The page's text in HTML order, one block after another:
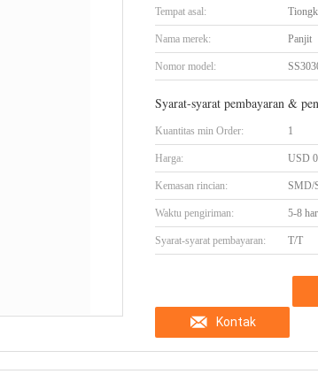
Tempat asal:
Nama merek: Panjit
Nomor model:
Syarat-syarat pembayaran &
Kuantitas min Order: 1
Harga: USD
Kemasan rincian: SMD/
Waktu pengiriman: 5-8
Syarat-syarat pembayaran: T/T
Kontak